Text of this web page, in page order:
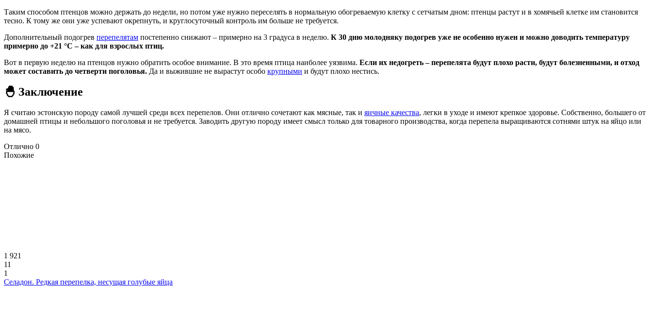
Таким способом птенцов можно держать до недели, но потом уже нужно переселять в нормальную обогреваемую клетку с сетчатым дном: птенцы растут и в хомячьей клетке им становится
тесно. К тому же они уже успевают окрепнуть, и круглосуточный контроль им больше не требуется.
Дополнительный подогрев перепелятам постепенно снижают – примерно на 3 градуса в неделю. К 30 дню молодняку подогрев уже не особенно нужен и можно доводить температуру
примерно до +21 °C – как для взрослых птиц.
Вот в первую неделю на птенцов нужно обратить особое внимание. В это время птица наиболее уязвима. Если их недогреть – перепелята будут плохо расти, будут болезненными, и отход
может составить до четверти поголовья. Да и выжившие не вырастут особо крупными и будут плохо нестись.
🐣 Заключение
Я считаю эстонскую породу самой лучшей среди всех перепелов. Они отлично сочетают как мясные, так и яичные качества, легки в уходе и имеют крепкое здоровье. Собственно, большего от
домашней птицы и небольшого поголовья и не требуется. Заводить другую породу имеет смысл только для товарного производства, когда перепела выращиваются сотнями штук на яйцо или
на мясо.
Отлично 0
Похожие
1 921
11
1
Селадон. Редкая перепелка, несущая голубые яйца